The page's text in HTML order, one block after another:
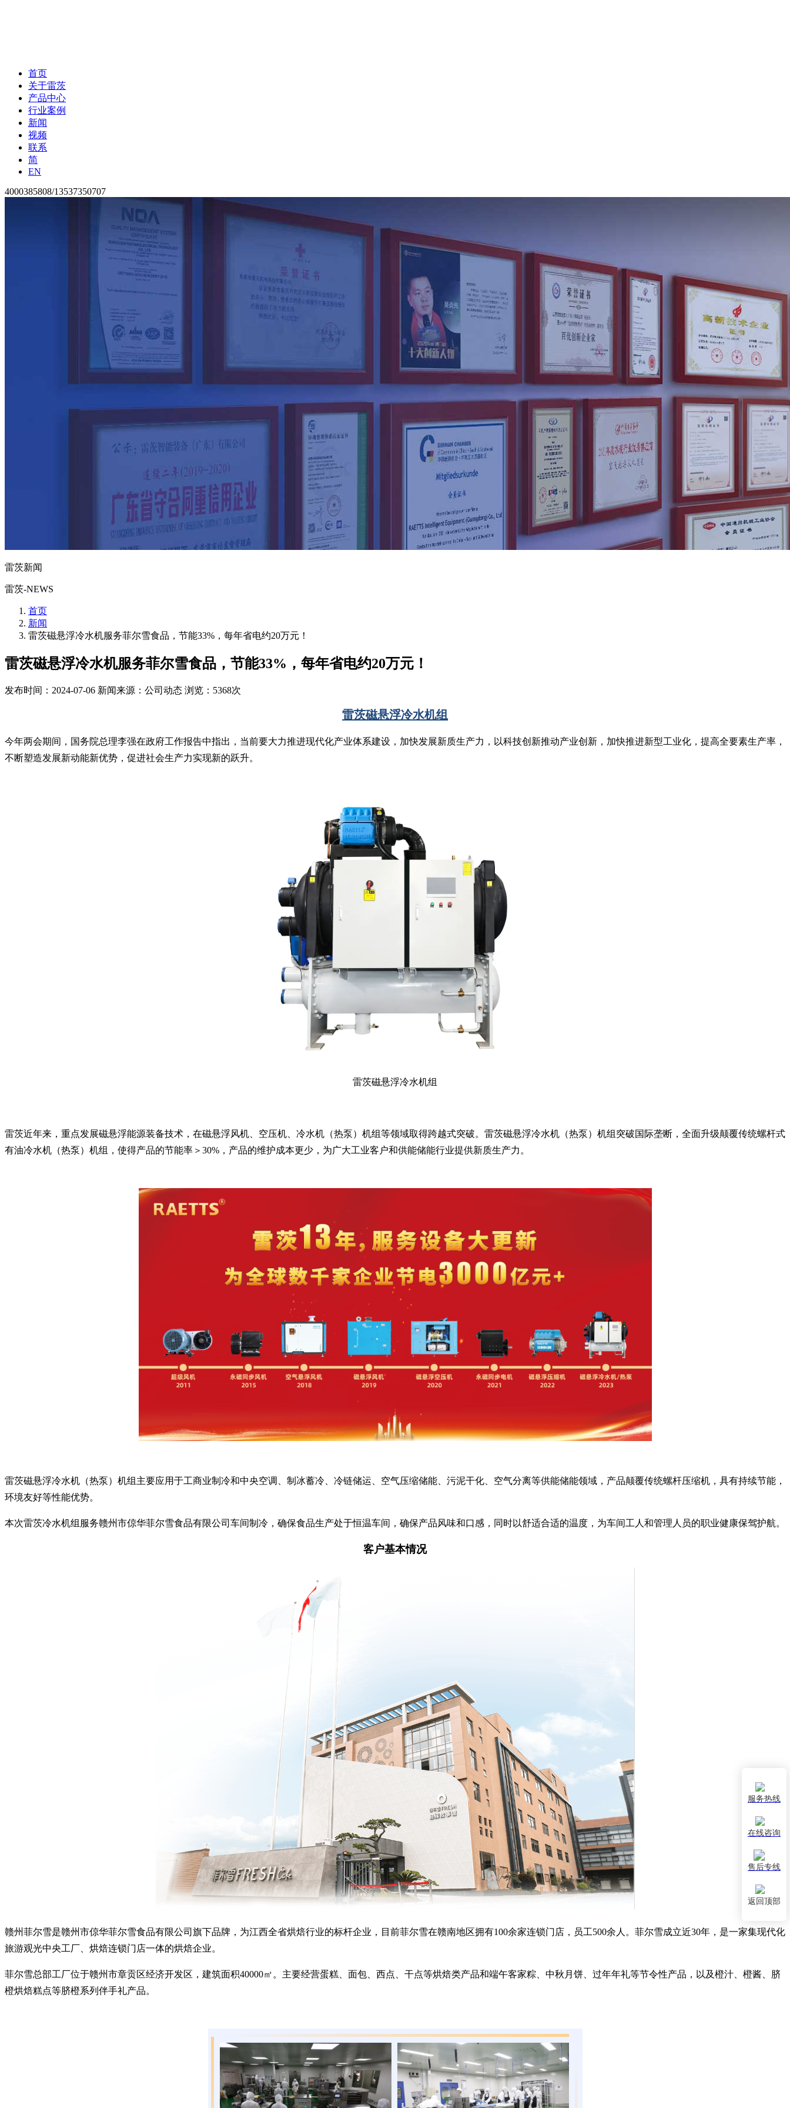
首页
关于雷茨
产品中心
行业案例
新闻
视频
联系
简
EN
4000385808/13537350707
雷茨新闻
雷茨-NEWS
首页
新闻
雷茨磁悬浮冷水机服务菲尔雪食品，节能33%，每年省电约20万元！
雷茨磁悬浮冷水机服务菲尔雪食品，节能33%，每年省电约20万元！
发布时间：2024-07-06 新闻来源：公司动态 浏览：5368次
雷茨磁悬浮冷水机组
今年两会期间，国务院总理李强在政府工作报告中指出，当前要大力推进现代化产业体系建设，加快发展新质生产力，以科技创新推动产业创新，加快推进新型工业化，提高全要素生产率，
不断塑造发展新动能新优势，促进社会生产力实现新的跃升。
雷茨磁悬浮冷水机组
雷茨近年来，重点发展磁悬浮能源装备技术，在磁悬浮风机、空压机、冷水机（热泵）机组等领域取得跨越式突破。雷茨磁悬浮冷水机（热泵）机组突破国际垄断，全面升级颠覆传统螺杆式
有油冷水机（热泵）机组，使得产品的节能率＞30%，产品的维护成本更少，为广大工业客户和供能储能行业提供新质生产力。
雷茨磁悬浮冷水机（热泵）机组主要应用于工商业制冷和中央空调、制冰蓄冷、冷链储运、空气压缩储能、污泥干化、空气分离等供能储能领域，产品颠覆传统螺杆压缩机，具有持续节能，
环境友好等性能优势。
本次雷茨冷水机组服务赣州市倞华菲尔雪食品有限公司车间制冷，确保食品生产处于恒温车间，确保产品风味和口感，同时以舒适合适的温度，为车间工人和管理人员的职业健康保驾护航。
客户基本情况
赣州菲尔雪是赣州市倞华菲尔雪食品有限公司旗下品牌，为江西全省烘焙行业的标杆企业，目前菲尔雪在赣南地区拥有100余家连锁门店，员工500余人。菲尔雪成立近30年，是一家集现代化
旅游观光中央工厂、烘焙连锁门店一体的烘焙企业。
菲尔雪总部工厂位于赣州市章贡区经济开发区，建筑面积40000㎡。主要经营蛋糕、面包、西点、干点等烘焙类产品和端午客家粽、中秋月饼、过年年礼等节令性产品，以及橙汁、橙酱、脐
橙烘焙糕点等脐橙系列伴手礼产品。
服务热线
在线咨询
售后专线
返回顶部